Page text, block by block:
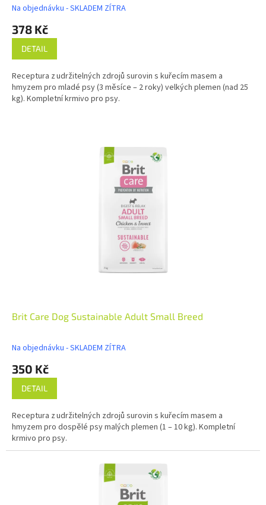
Na objednávku - SKLADEM ZÍTRA
378 Kč
DETAIL
Receptura z udržitelných zdrojů surovin s kuřecím masem a
hmyzem pro mladé psy (3 měsíce – 2 roky) velkých plemen (nad 25
kg). Kompletní krmivo pro psy.
Brit Care Dog Sustainable Adult Small Breed
Na objednávku - SKLADEM ZÍTRA
350 Kč
DETAIL
Receptura z udržitelných zdrojů surovin s kuřecím masem a
hmyzem pro dospělé psy malých plemen (1 – 10 kg). Kompletní
krmivo pro psy.